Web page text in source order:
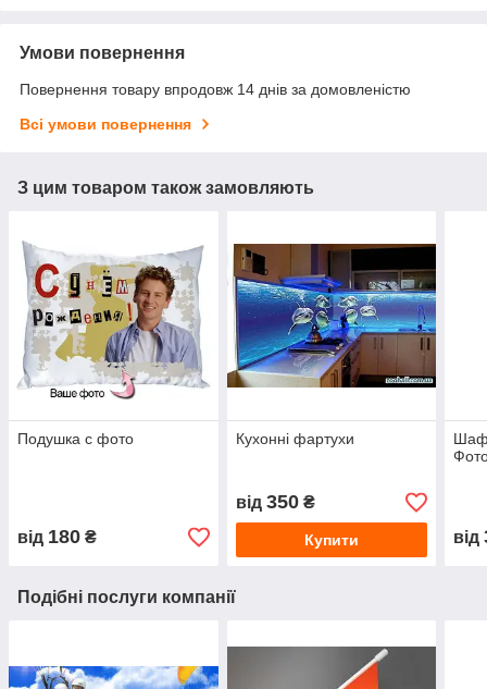
Умови повернення
Повернення товару впродовж 14 днів за домовленістю
Всі умови повернення
З цим товаром також замовляють
Подушка с фото
від 180 ₴
Кухонні фартухи
від 350₴
Купити від
Подібні послуги компанії